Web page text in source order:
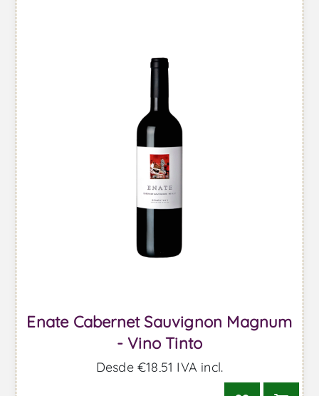
Enate Cabernet Sauvignon Magnum
- Vino Tinto
Desde €18,51 IVA incl.